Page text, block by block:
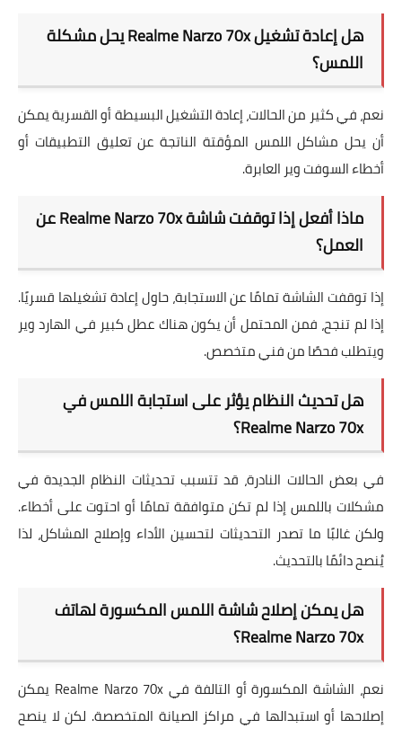
هل إعادة تشغيل Realme Narzo 70x يحل مشكلة
اللمس؟
نعم، في كثير من الحالات، إعادة التشغيل البسيطة أو القسرية يمكن
أن يحل مشاكل اللمس المؤقتة الناتجة عن تعليق التطبيقات أو
أخطاء السوفت وير العابرة.
ماذا أفعل إذا توقفت شاشة Realme Narzo 70x عن
العمل؟
إذا توقفت الشاشة تمامًا عن الاستجابة، حاول إعادة تشغيلها قسريًا.
إذا لم تنجح، فمن المحتمل أن يكون هناك عطل كبير في الهارد وير
ويتطلب فحصًا من فني متخصص.
هل تحديث النظام يؤثر على استجابة اللمس في
Realme Narzo 70x؟
في بعض الحالات النادرة، قد تتسبب تحديثات النظام الجديدة في
مشكلات باللمس إذا لم تكن متوافقة تمامًا أو احتوت على أخطاء.
ولكن غالبًا ما تصدر التحديثات لتحسين الأداء وإصلاح المشاكل، لذا
يُنصح دائمًا بالتحديث.
هل يمكن إصلاح شاشة اللمس المكسورة لهاتف
Realme Narzo 70x؟
نعم، الشاشة المكسورة أو التالفة في Realme Narzo 70x يمكن
إصلاحها أو استبدالها في مراكز الصيانة المتخصصة. لكن لا ينصح